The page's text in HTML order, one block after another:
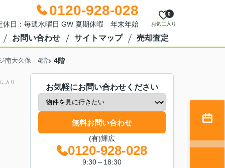
0120-928-028
日：毎週水曜日 GW 夏期休暇 年末年始 お気に入り
0
お問い合わせ サイトマップ 売却査定
南大久保 4階 4階
入り
お気軽にお問い合わせください
無料お問い合わせ
(有)輝広
0120-928-028
9:30～18:30